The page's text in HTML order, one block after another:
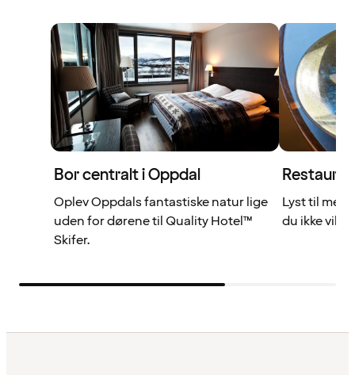
Bor centralt i Oppdal
Oplev Oppdals fantastiske natur lige
uden for dørene til Quality Hotel™
Skifer.
Lyst til
du ikke vil